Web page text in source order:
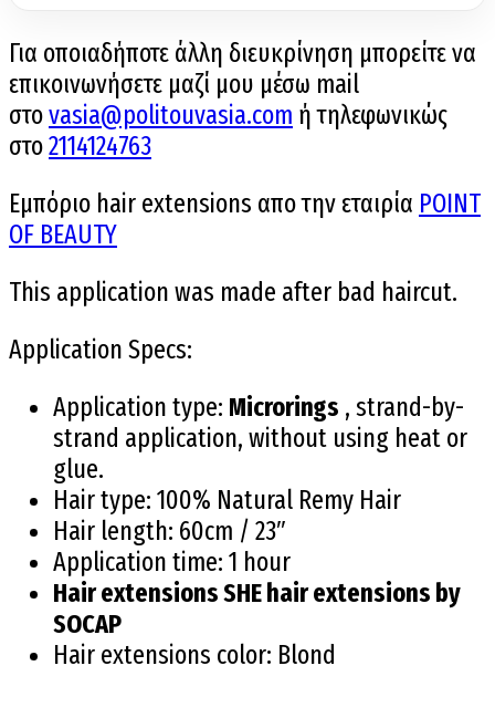
Για οποιαδήποτε άλλη διευκρίνηση μπορείτε να
επικοινωνήσετε μαζί μου μέσω mail
στοvasia@politouvasia.com ή τηλεφωνικώς
στο2114124763
Εμπόριο hair extensions απο την εταιρία POINT
OF BEAUTY
This application was made after bad haircut.
Application Specs:
Application type: Microrings , strand-by-
strand application, without using heat or
glue.
Hair type: 100% Natural Remy Hair
Hair length: 60cm / 23″
Application time: 1 hour
Hair extensions SHE hair extensions by
SOCAP
Hair extensions color: Blond